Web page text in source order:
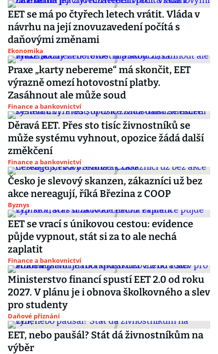
EET se má po čtyřech letech vrátit. Vláda v
návrhu na její znovuzavedení počítá s
daňovými změnami
Ekonomika
Praxe „karty nebereme“ má skončit, EET
výrazně omezí hotovostní platby.
Zasáhnout ale může soud
Finance a bankovnictví
Děravá EET. Přes sto tisíc živnostníků se
může systému vyhnout, opozice žádá další
změkčení
Finance a bankovnictví
Česko je slevový skanzen, zákazníci už bez
akce nereagují, říká Březina z COOP
Byznys
EET se vrací s únikovou cestou: evidence
půjde vypnout, stát si za to ale nechá
zaplatit
Finance a bankovnictví
Ministerstvo financí spustí EET 2.0 od roku
2027. V plánu je i obnova školkovného a slev
pro studenty
Daňové přiznání
EET, nebo paušál? Stát dá živnostníkům na
výběr